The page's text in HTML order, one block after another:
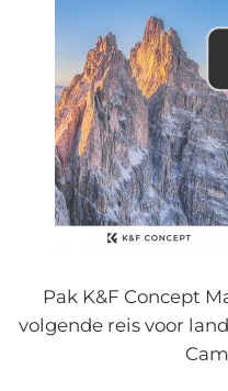
Pak K&F Concept
volgende reis voor